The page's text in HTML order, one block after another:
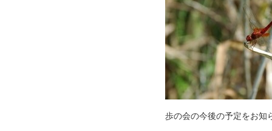
歩の会の今後の予定をお知